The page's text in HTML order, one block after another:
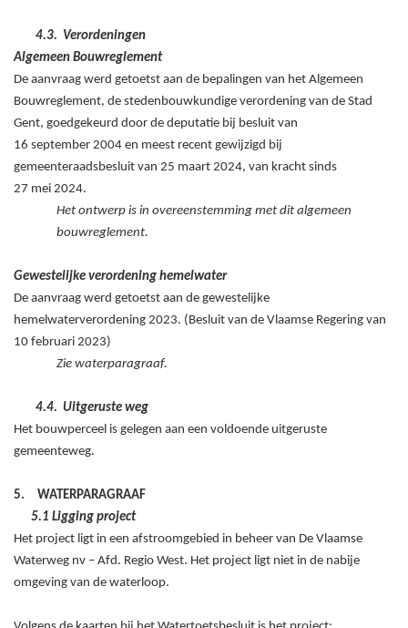
4.3. Verordeningen
Algemeen Bouwreglement
De aanvraag werd getoetst aan de bepalingen van het Algemeen
Bouwreglement, de stedenbouwkundige verordening van de Stad
Gent, goedgekeurd door de deputatie bij besluit van
16 september 2004 en meest recent gewijzigd bij
gemeenteraadsbesluit van 25 maart 2024, van kracht sinds
27 mei 2024.
Het ontwerp is in overeenstemming met dit algemeen
bouwreglement.
Gewestelijke verordening hemelwater
De aanvraag werd getoetst aan de gewestelijke
hemelwaterverordening 2023. (Besluit van de Vlaamse Regering van
10 februari 2023)
Zie waterparagraaf.
4.4. Uitgeruste weg
Het bouwperceel is gelegen aan een voldoende uitgeruste
gemeenteweg.
5.
WATERPARAGRAAF
5.1 Ligging project
Het project ligt in een afstroomgebied in beheer van De Vlaamse
Waterweg nv – Afd. Regio West. Het project ligt niet in de nabije
omgeving van de waterloop.